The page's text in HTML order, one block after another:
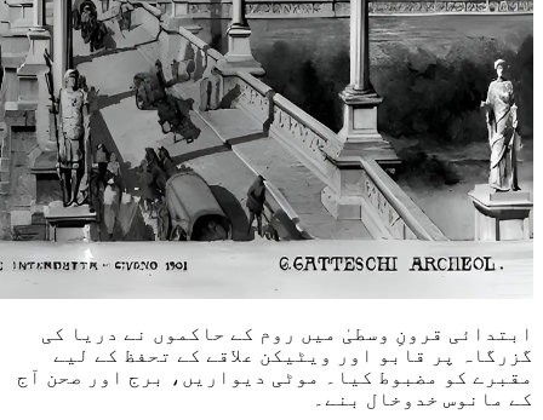
ابتدائی قرونِ وسطیٰ میں روم کے حاکموں نے دریا کی
گزرگاہ پر قابو اور ویٹیکن علاقے کے تحفظ کے لیے
مقبرے کو مضبوط کیا۔ موٹی دیواریں، برج اور صحن آج
کے مانوس خدوخال بنے۔